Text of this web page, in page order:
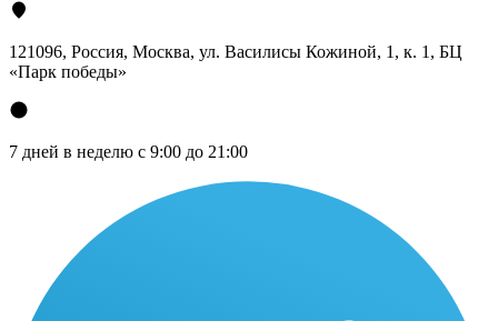
121096, Россия, Москва, ул. Василисы Кожиной, 1, к. 1, БЦ
«Парк победы»
7 дней в неделю с 9:00 до 21:00